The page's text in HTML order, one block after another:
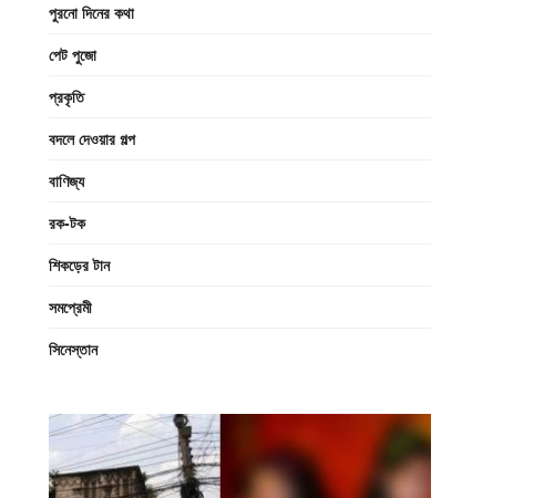
পুরনো দিনের কথা
পেট পুজো
প্রকৃতি
বদলে দেওয়ার গল্প
বাণিজ্য
রক-টক
শিকড়ের টান
সমপ্রেমী
সিনেস্তান